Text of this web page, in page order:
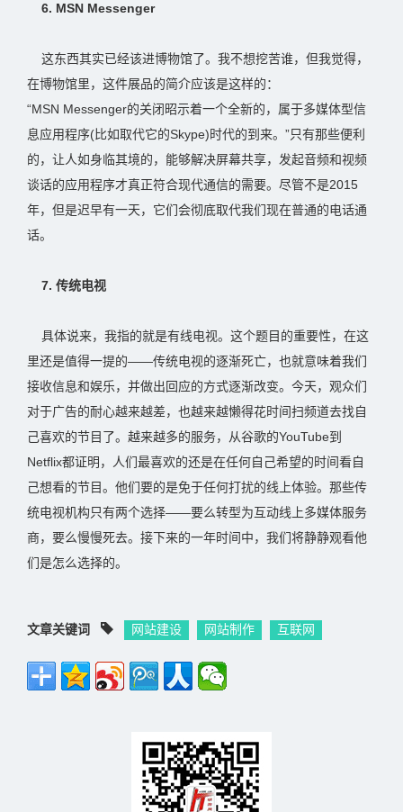
6. MSN Messenger
这东西其实已经该进博物馆了。我不想挖苦谁，但我觉得，
在博物馆里，这件展品的简介应该是这样的：
“MSN Messenger的关闭昭示着一个全新的，属于多媒体型信
息应用程序(比如取代它的Skype)时代的到来。”只有那些便利
的，让人如身临其境的，能够解决屏幕共享，发起音频和视频
谈话的应用程序才真正符合现代通信的需要。尽管不是2015
年，但是迟早有一天，它们会彻底取代我们现在普通的电话通
话。
7. 传统电视
具体说来，我指的就是有线电视。这个题目的重要性，在这
里还是值得一提的——传统电视的逐渐死亡，也就意味着我们
接收信息和娱乐，并做出回应的方式逐渐改变。今天，观众们
对于广告的耐心越来越差，也越来越懒得花时间扫频道去找自
己喜欢的节目了。越来越多的服务，从谷歌的YouTube到
Netflix都证明，人们最喜欢的还是在任何自己希望的时间看自
己想看的节目。他们要的是免于任何打扰的线上体验。那些传
统电视机构只有两个选择——要么转型为互动线上多媒体服务
商，要么慢慢死去。接下来的一年时间中，我们将静静观看他
们是怎么选择的。
文章关键词 网站建设 网站制作 互联网